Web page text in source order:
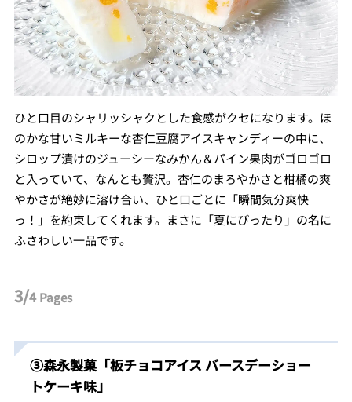
ひと口目のシャリッシャクとした食感がクセになります。ほ
のかな甘いミルキーな杏仁豆腐アイスキャンディーの中に、
シロップ漬けのジューシーなみかん＆パイン果肉がゴロゴロ
と入っていて、なんとも贅沢。杏仁のまろやかさと柑橘の爽
やかさが絶妙に溶け合い、ひと口ごとに「瞬間気分爽快
っ！」を約束してくれます。まさに「夏にぴったり」の名に
ふさわしい一品です。
3/4Pages
③森永製菓「板チョコアイス バースデーショー
トケーキ味」